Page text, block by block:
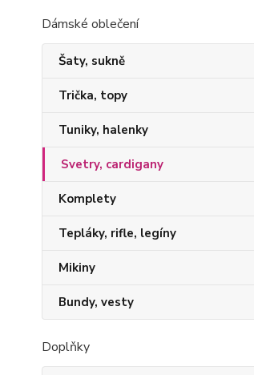
Dámské oblečení
Šaty, sukně
Trička, topy
Tuniky, halenky
Svetry, cardigany
Komplety
Tepláky, rifle, legíny
Mikiny
Bundy, vesty
Doplňky